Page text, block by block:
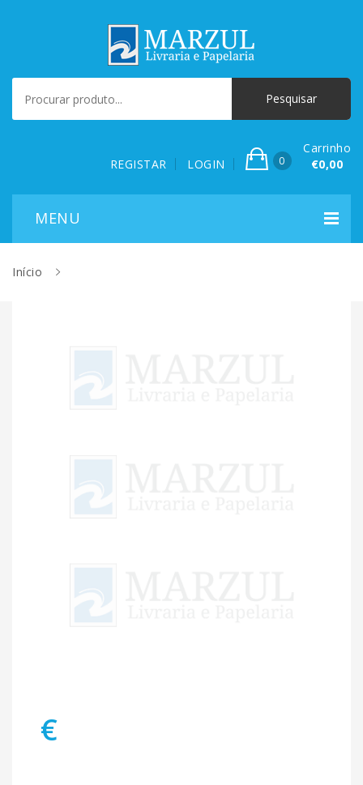
REGISTAR LOGIN 0
Carrinho
€0,00
Início
€